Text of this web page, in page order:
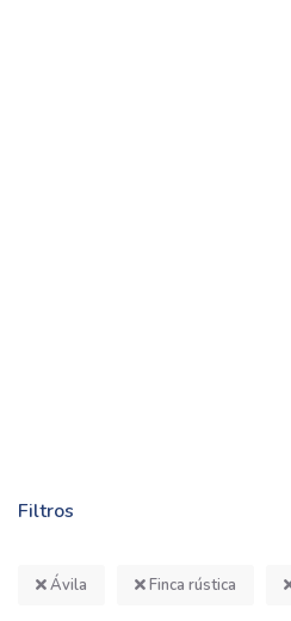
Filtros
Ávila Finca rústica